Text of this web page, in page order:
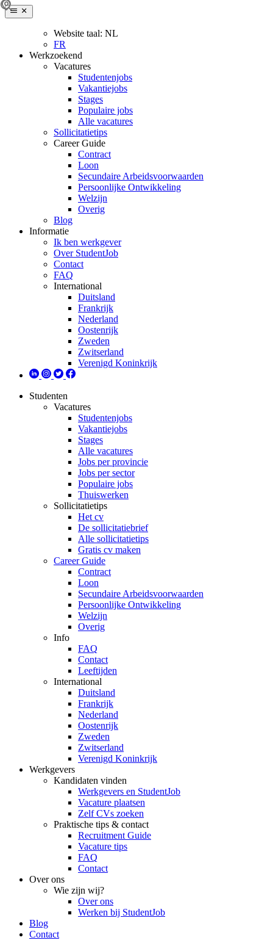
Website taal: NL
FR
Werkzoekend
Vacatures
Studentenjobs
Vakantiejobs
Stages
Populaire jobs
Alle vacatures
Sollicitatietips
Career Guide
Contract
Loon
Secundaire Arbeidsvoorwaarden
Persoonlijke Ontwikkeling
Welzijn
Overig
Blog
Informatie
Ik ben werkgever
Over StudentJob
Contact
FAQ
International
Duitsland
Frankrijk
Nederland
Oostenrijk
Zweden
Zwitserland
Verenigd Koninkrijk
Studenten
Vacatures
Studentenjobs
Vakantiejobs
Stages
Alle vacatures
Jobs per provincie
Jobs per sector
Populaire jobs
Thuiswerken
Sollicitatietips
Het cv
De sollicitatiebrief
Alle sollicitatietips
Gratis cv maken
Career Guide
Contract
Loon
Secundaire Arbeidsvoorwaarden
Persoonlijke Ontwikkeling
Welzijn
Overig
Info
FAQ
Contact
Leeftijden
International
Duitsland
Frankrijk
Nederland
Oostenrijk
Zweden
Zwitserland
Verenigd Koninkrijk
Werkgevers
Kandidaten vinden
Werkgevers en StudentJob
Vacature plaatsen
Zelf CVs zoeken
Praktische tips & contact
Recruitment Guide
Vacature tips
FAQ
Contact
Over ons
Wie zijn wij?
Over ons
Werken bij StudentJob
Blog
Contact